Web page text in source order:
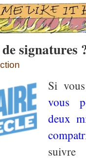
signatures
Si
vous
deux
suivre